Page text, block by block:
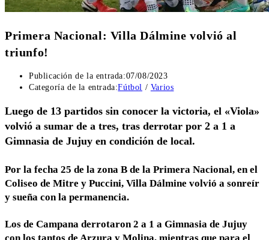
Primera Nacional: Villa Dálmine volvió al
triunfo!
Publicación de la entrada:07/08/2023
Categoría de la entrada:Fútbol / Varios
Luego de 13 partidos sin conocer la victoria, el «Viola»
volvió a sumar de a tres, tras derrotar por 2 a 1 a
Gimnasia de Jujuy en condición de local.
Por la fecha 25 de la zona B de la Primera Nacional, en el
Coliseo de Mitre y Puccini, Villa Dálmine volvió a sonreír
y sueña con la permanencia.
Los de Campana derrotaron 2 a 1 a Gimnasia de Jujuy